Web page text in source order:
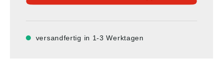
versandfertig in 1-3 Werktagen